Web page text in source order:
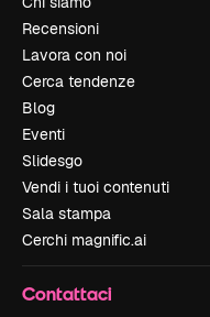
Recensioni
Lavora con noi
Cerca tendenze
Blog
Eventi
Slidesgo
Vendi i tuoi contenuti
Sala stampa
Cerchi magnific.ai
Contattaci